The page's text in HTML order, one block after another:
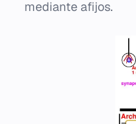
mediante afijos.